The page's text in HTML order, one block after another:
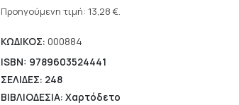
16,60 €.
τρέχουσα
είναι:
13,28 €.
Προηγούμενη τιμή: 13,28 €.
ΚΩΔΙΚΟΣ: 000884
ISBN: 9789603524441
ΣΕΛΙΔΕΣ: 248
ΒΙΒΛΙΟΔΕΣΙΑ: Χαρτόδετο